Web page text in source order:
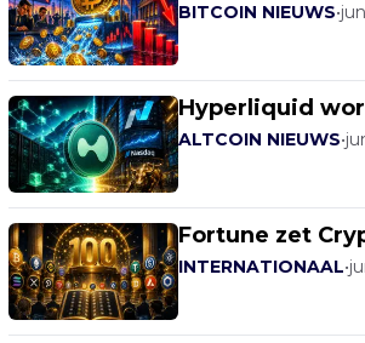
BITCOIN NIEUWS•
Hyperliquid
ALTCOIN NIEUWS•
Fortune zet
INTERNATIONAAL•